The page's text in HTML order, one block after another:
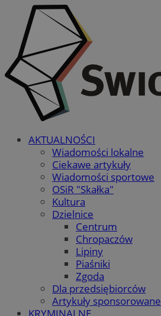
AKTUALNOŚCI
Wiadomości lokalne
Ciekawe artykuły
Wiadomości sportowe
OSiR "Skałka"
Kultura
Dzielnice
Centrum
Chropaczów
Lipiny
Piaśniki
Zgoda
Dla przedsiębiorców
Artykuły sponsorowane